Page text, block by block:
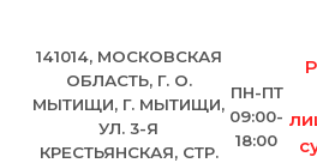
141014, МОСКОВСКАЯ
ОБЛАСТЬ, Г. О.
МЫТИЩИ, Г. МЫТИЩИ,
УЛ. 3-Я
КРЕСТЬЯНСКАЯ, СТР.
ПН-ПТ
09:00-
18:00